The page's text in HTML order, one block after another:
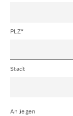
PLZ*
Stadt
Anliegen